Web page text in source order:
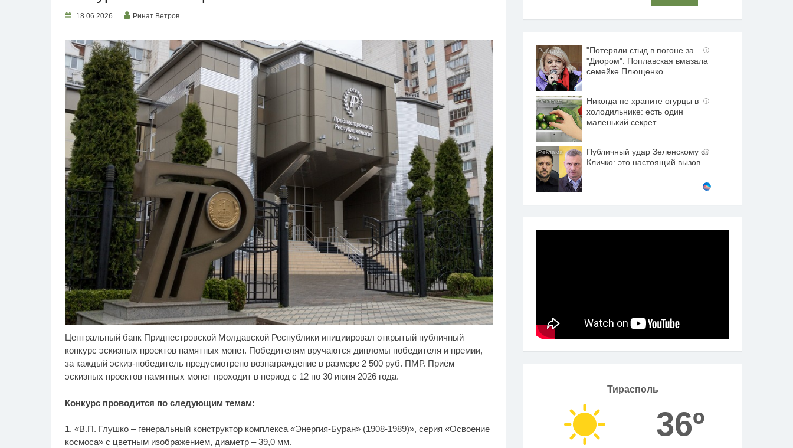
18.06.2026 Ринат Ветров
Центральный банк Приднестровской Молдавской Республики инициировал открытый публичный
конкурс эскизных проектов памятных монет. Победителям вручаются дипломы победителя и премии,
за каждый эскиз-победитель предусмотрено вознаграждение в размере 2 500 руб. ПМР. Приём
эскизных проектов памятных монет проходит в период с 12 по 30 июня 2026 года.
Конкурс проводится по следующим темам:
1. «В.П. Глушко – генеральный конструктор комплекса «Энергия-Буран» (1908-1989)», серия «Освоение
космоса» с цветным изображением, диаметр – 39,0 мм.
i
"Потеряли стыд в погоне за
"Диором": Поплавская вмазала
семейке Плющенко
i
Никогда не храните огурцы в
холодильнике: есть один
маленький секрет
i
Публичный удар Зеленскому от
Кличко: это настоящий вызов
Тирасполь
36º
i
Скрытая камера на
пляже Крыма: Что люди
вытворяют, когда их не
видят...
i
Никогда не храните
огурцы в холодильнике:
есть один маленький
секрет
Публичный удар
Зеленскому от Кличко:
это настоящий вызов